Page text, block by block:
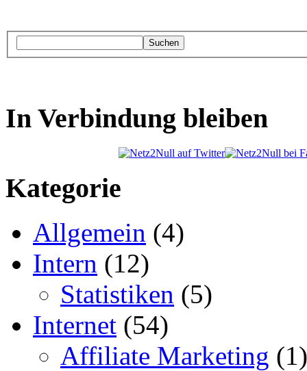
Suchen
In Verbindung bleiben
Kategorie
Allgemein (4)
Intern (12)
Statistiken (5)
Internet (54)
Affiliate Marketing (1)